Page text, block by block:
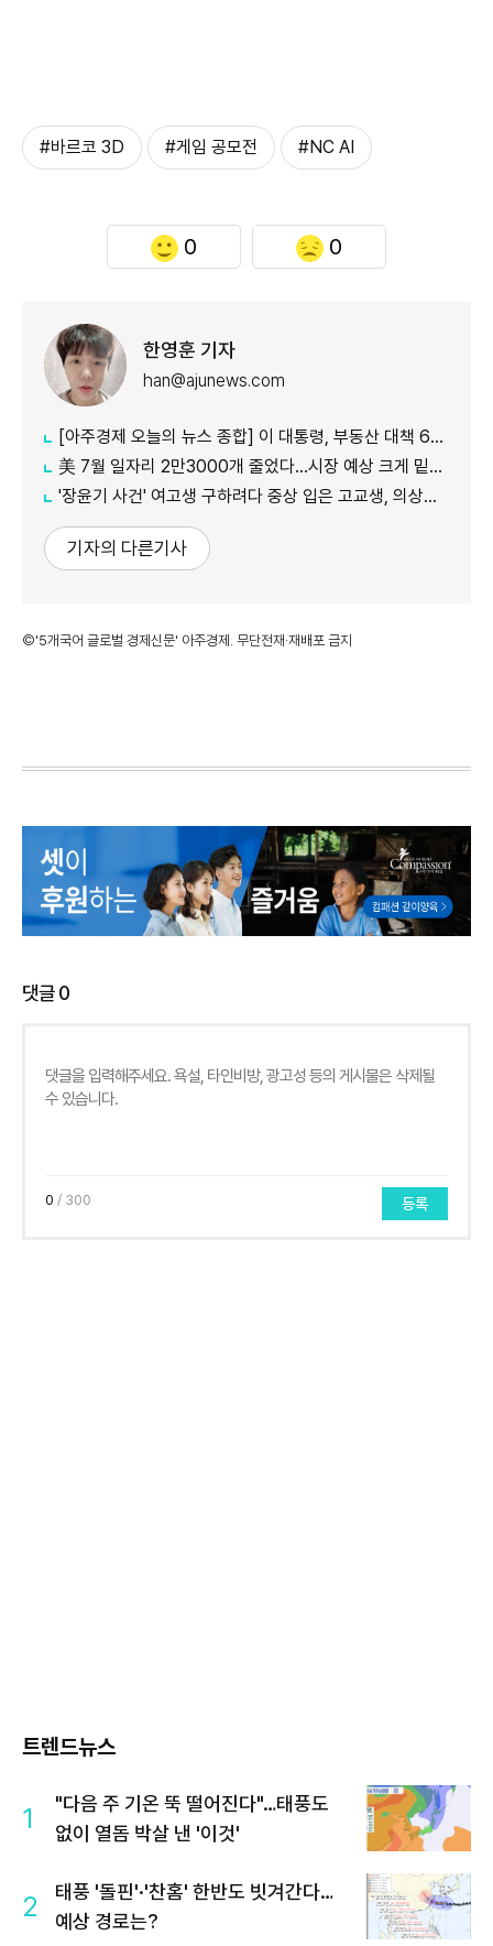
#바르코 3D #게임 공모전 #NC AI
0 0
한영훈 기자
han@ajunews.com
[아주경제 오늘의 뉴스 종합] 이 대통령, 부동산 대책 6시간 점검…"기존 방식 벗어나 과감히 실행" 外
美 7월 일자리 2만3000개 줄었다…시장 예상 크게 밑돈 '고용 쇼크'
'장윤기 사건' 여고생 구하려다 중상 입은 고교생, 의상자 인정
기자의 다른기사
©'5개국어 글로벌 경제신문' 아주경제. 무단전재·재배포 금지
댓글0
0 / 300 등록
트렌드뉴스
1
"다음 주 기온 뚝 떨어진다"…태풍도
없이 열돔 박살 낸 '이것'
2
태풍 '돌핀'·'찬홈' 한반도 빗겨간다…
예상 경로는?